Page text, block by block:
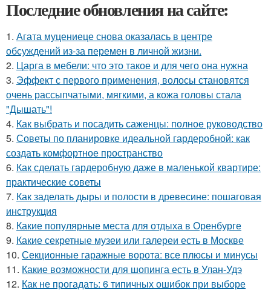
Последние обновления на сайте:
1. Агата муцениеце снова оказалась в центре
обсуждений из-за перемен в личной жизни.
2. Царга в мебели: что это такое и для чего она нужна
3. Эффект с первого применения, волосы становятся
очень рассыпчатыми, мягкими, а кожа головы стала
"Дышать"!
4. Как выбрать и посадить саженцы: полное руководство
5. Советы по планировке идеальной гардеробной: как
создать комфортное пространство
6. Как сделать гардеробную даже в маленькой квартире:
практические советы
7. Как заделать дыры и полости в древесине: пошаговая
инструкция
8. Какие популярные места для отдыха в Оренбурге
9. Какие секретные музеи или галереи есть в Москве
10. Секционные гаражные ворота: все плюсы и минусы
11. Какие возможности для шопинга есть в Улан-Удэ
12. Как не прогадать: 6 типичных ошибок при выборе